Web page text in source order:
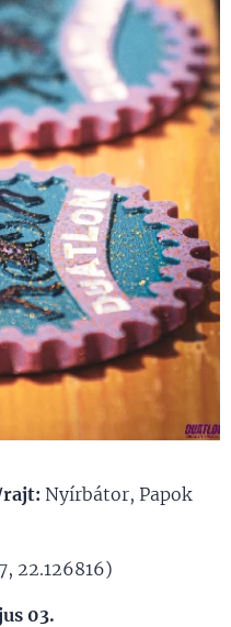
rajt: Nyírbátor, Papok
22.126816)
03.